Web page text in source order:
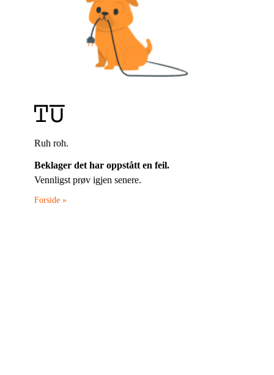
Ruh roh.
Beklager det har oppstått en feil.
Vennligst prøv igjen senere.
Forside »